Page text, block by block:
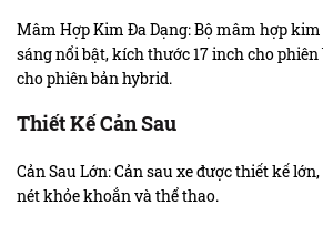
Mâm Hợp Kim Đa Dạng: Bộ mâm hợp kim
sáng nổi bật, kích thước 17 inch cho
cho phiên bản hybrid.
Thiết Kế Cản Sau
Cản Sau Lớn: Cản sau xe được thiết kế
nét khỏe khoắn và thể thao.